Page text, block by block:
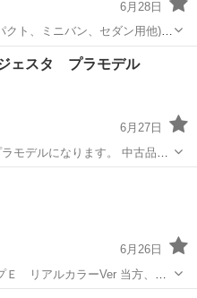
6月28日
ト、ミニバン、セダン用他)に
、未使用になりますが箱に痛
ある方はご遠慮下さい。 ノー
プラモデル シート
ェスタ プラモデル
6月27日
お気軽にお声掛けください🎶
6月26日
ルカラーVer 当方、仙
お譲りします。 お気軽に